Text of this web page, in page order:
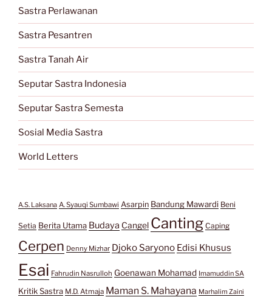
Sastra Perlawanan
Sastra Pesantren
Sastra Tanah Air
Seputar Sastra Indonesia
Seputar Sastra Semesta
Sosial Media Sastra
World Letters
A.S. Laksana A. Syauqi Sumbawi Asarpin Bandung Mawardi Beni
Setia Berita Utama Budaya Cangel Canting Caping
Cerpen Denny Mizhar Djoko Saryono Edisi Khusus
Esai Fahrudin Nasrulloh Goenawan Mohamad Imamuddin SA
Kritik Sastra M.D. Atmaja Maman S. Mahayana Marhalim Zaini